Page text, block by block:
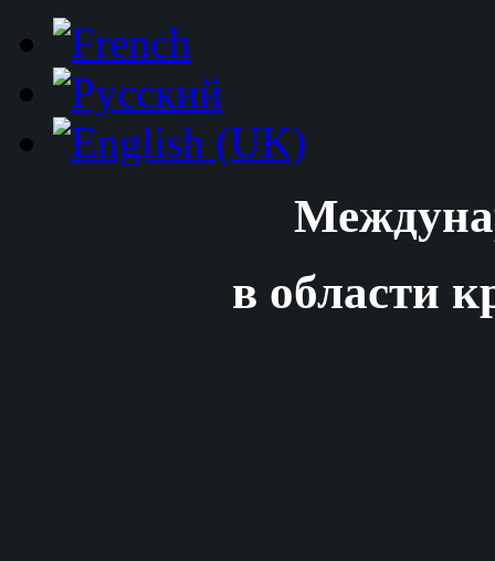
в области